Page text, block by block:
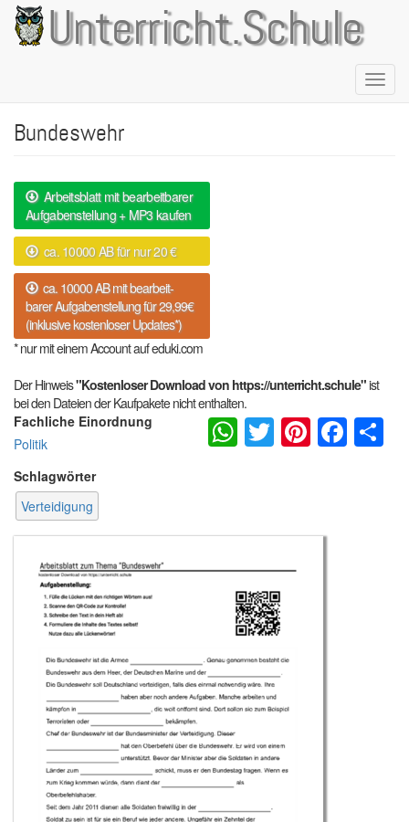
Direkt
zum
Inhalt
Unterricht.Schule
Bundeswehr
Arbeitsblatt mit bearbeitbarer
Aufgabenstellung + MP3 kaufen
ca. 10000 AB für nur 20 €
ca. 10000 AB mit bearbeit-
barer Aufgabenstellung für 29,99€
(inklusive kostenloser Updates*)
* nur mit einem Account auf eduki.com
Der Hinweis"Kostenloser Download von https://unterricht.schule"ist
bei den Dateien der Kaufpakete nicht enthalten.
Fachliche Einordnung
Politik
Schlagwörter
Verteidigung
WhatsApp
Twitter